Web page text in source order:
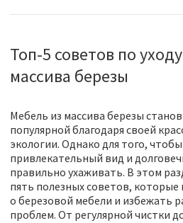
Топ-5 советов по
массива березы
Мебель из массива березы
популярной благодаря своей
экологии. Однако для того,
привлекательный вид и
правильно ухаживать. В этом
пять полезных советов, которые
о березовой мебели и избежать
проблем. От регулярной чистки